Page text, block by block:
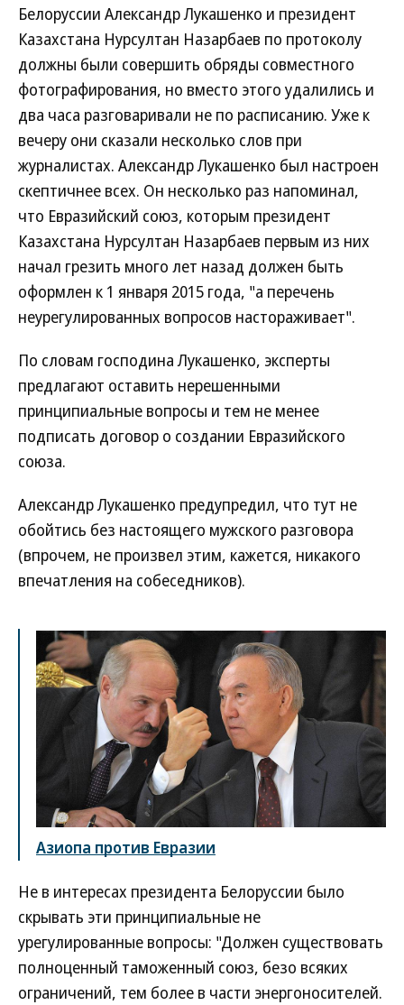
Белоруссии Александр Лукашенко и президент
Казахстана Нурсултан Назарбаев по протоколу
должны были совершить обряды совместного
фотографирования, но вместо этого удалились и
два часа разговаривали не по расписанию. Уже к
вечеру они сказали несколько слов при
журналистах. Александр Лукашенко был настроен
скептичнее всех. Он несколько раз напоминал,
что Евразийский союз, которым президент
Казахстана Нурсултан Назарбаев первым из них
начал грезить много лет назад должен быть
оформлен к 1 января 2015 года, "а перечень
неурегулированных вопросов настораживает".
По словам господина Лукашенко, эксперты
предлагают оставить нерешенными
принципиальные вопросы и тем не менее
подписать договор о создании Евразийского
союза.
Александр Лукашенко предупредил, что тут не
обойтись без настоящего мужского разговора
(впрочем, не произвел этим, кажется, никакого
впечатления на собеседников).
Азиопа против Евразии
Не в интересах президента Белоруссии было
скрывать эти принципиальные не
урегулированные вопросы: "Должен существовать
полноценный таможенный союз, безо всяких
ограничений, тем более в части энергоносителей.